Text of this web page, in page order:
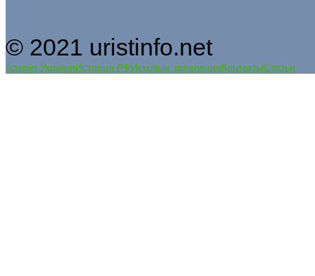
© 2021 uristinfo.net
Історія УкраїниИстория РФИсковые заявленияКонтактыСтатьи